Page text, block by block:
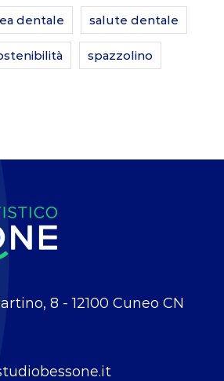
dentale salute dentale
spazzolino
8 - 12100 Cuneo CN